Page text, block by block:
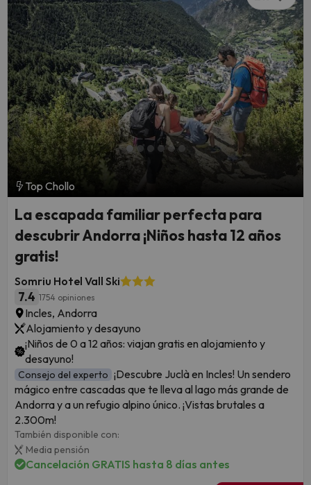
Top Chollo
La escapada familiar perfecta para
descubrir Andorra ¡Niños hasta 12 años
gratis!
Somriu Hotel Vall Ski
7.4 1754 opiniones
Incles, Andorra
Alojamiento y desayuno
¡Niños de 0 a 12 años: viajan gratis en alojamiento y
desayuno!
Consejo del experto ¡Descubre Juclà en Incles! Un sendero
mágico entre cascadas que te lleva al lago más grande de
Andorra y a un refugio alpino único. ¡Vistas brutales a
2.300m!
También disponible con:
Media pensión
Cancelación GRATIS hasta 8 días antes